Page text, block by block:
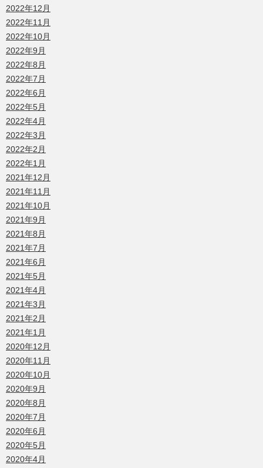
2022年12月
2022年11月
2022年10月
2022年9月
2022年8月
2022年7月
2022年6月
2022年5月
2022年4月
2022年3月
2022年2月
2022年1月
2021年12月
2021年11月
2021年10月
2021年9月
2021年8月
2021年7月
2021年6月
2021年5月
2021年4月
2021年3月
2021年2月
2021年1月
2020年12月
2020年11月
2020年10月
2020年9月
2020年8月
2020年7月
2020年6月
2020年5月
2020年4月